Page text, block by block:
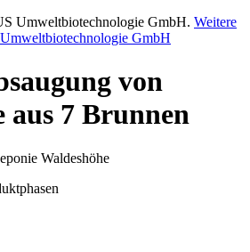
Umweltbiotechnologie GmbH. Weitere
GmbH
von
aus 7 Brunnen
Waldeshöhe